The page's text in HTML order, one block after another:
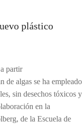
plástico
partir
de algas se ha empleado
sin desechos tóxicos y
en la
de la Escuela de